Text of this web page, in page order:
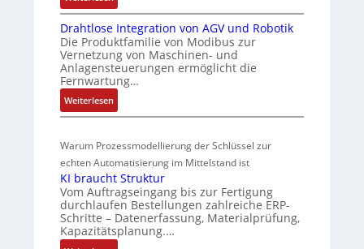
a
n
d
s
e
w
a
c
h
u
n
o
s
i
t
n
m
e
s
s
u
n
I
n
t
e
g
a
n
i
n
F
a
3
Z
e
r
i
e
r
u
n
M
a
r
k
t
s
t
a
t
f
ü
r
m
u
l
Drahtlose Integration von AGV und Robotik
Die Produktfamilie von Modibus zur
Vernetzung von Maschinen- und
Anlagensteuerungen ermöglicht die
Fernwartung…
Weiterlesen:
D
a
h
t
l
o
s
e
Warum Prozessmodellierung der Schlüssel zur
echten Automatisierung im Mittelstand ist
KI braucht Struktur
Vom Auftragseingang bis zur Fertigung
durchlaufen Bestellungen zahlreiche ERP-
Schritte – Datenerfassung, Materialprüfung,
Kapazitätsplanung.…